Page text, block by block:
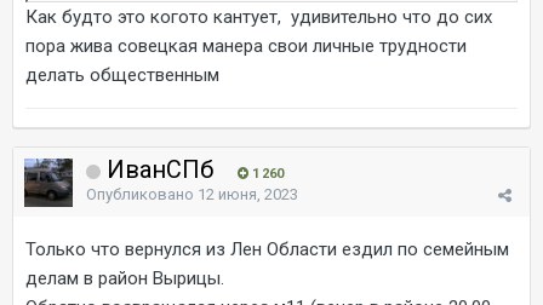
Как будто это когото кантует, удивительно что до сих
пора жива совецкая манера свои личные трудности
делать общественным
ИванСПб 1 260
Опубликовано 12 июня, 2023
Только что вернулся из Лен Области ездил по семейным
делам в район Вырицы.